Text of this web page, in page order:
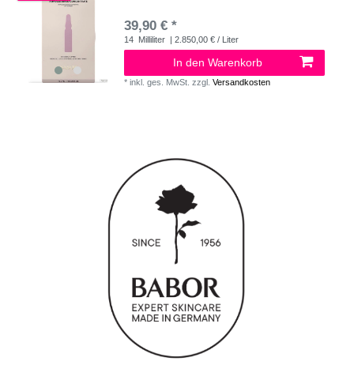
39,90 € *
14 Milliliter | 2.850,00 € / Liter
In den Warenkorb
*inkl. ges. MwSt. zzgl.Versandkosten